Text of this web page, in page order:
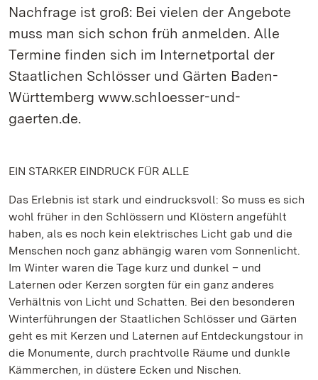
Nachfrage ist groß: Bei vielen der Angebote
muss man sich schon früh anmelden. Alle
Termine finden sich im Internetportal der
Staatlichen Schlösser und Gärten Baden-
Württemberg www.schloesser-und-
gaerten.de.
EIN STARKER EINDRUCK FÜR ALLE
Das Erlebnis ist stark und eindrucksvoll: So muss es sich
wohl früher in den Schlössern und Klöstern angefühlt
haben, als es noch kein elektrisches Licht gab und die
Menschen noch ganz abhängig waren vom Sonnenlicht.
Im Winter waren die Tage kurz und dunkel – und
Laternen oder Kerzen sorgten für ein ganz anderes
Verhältnis von Licht und Schatten. Bei den besonderen
Winterführungen der Staatlichen Schlösser und Gärten
geht es mit Kerzen und Laternen auf Entdeckungstour in
die Monumente, durch prachtvolle Räume und dunkle
Kämmerchen, in düstere Ecken und Nischen.